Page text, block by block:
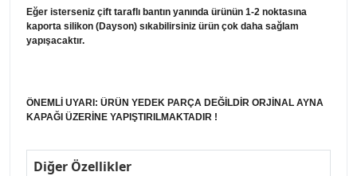
Eğer isterseniz çift taraflı bantın yanında ürünün 1-2 noktasına
kaporta silikon (Dayson) sıkabilirsiniz ürün çok daha sağlam
yapışacaktır.
ÖNEMLİ UYARI: ÜRÜN YEDEK PARÇA DEĞİLDİR ORJİNAL AYNA
KAPAĞI ÜZERİNE YAPIŞTIRILMAKTADIR !
Diğer Özellikler